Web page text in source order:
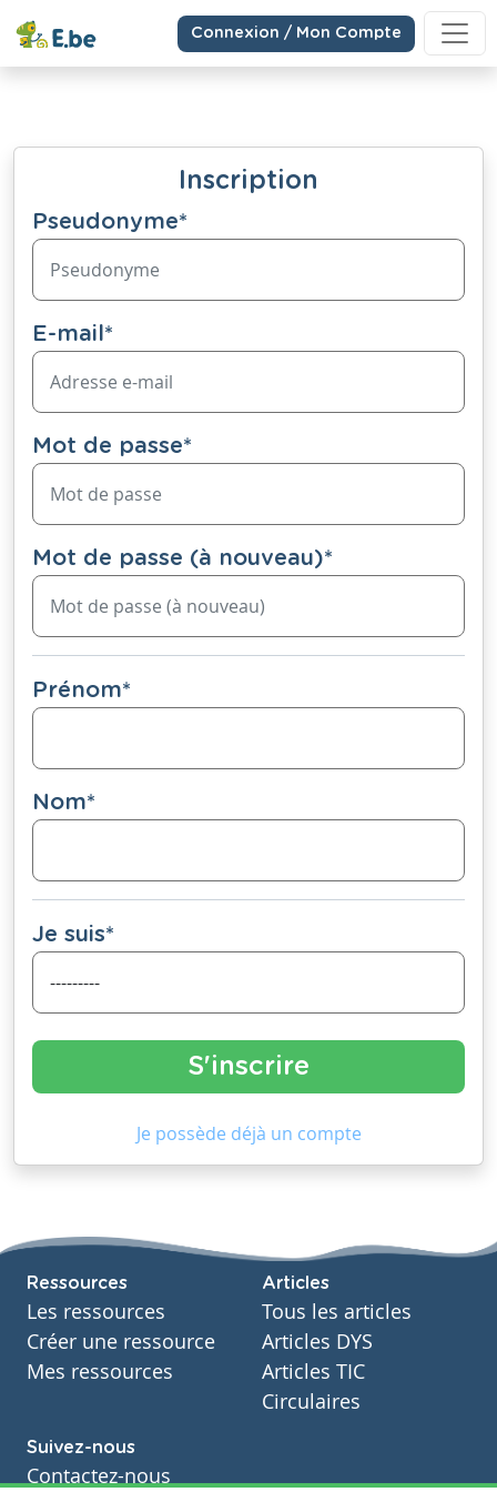
Connexion / Mon Compte
Inscription
Pseudonyme*
E-mail*
Mot de passe*
Mot de passe (à nouveau)*
Prénom*
Nom*
Je suis*
Je possède déjà un compte
Ressources
Les ressources
Créer une ressource
Mes ressources
Articles
Tous les articles
Articles DYS
Articles TIC
Circulaires
Suivez-nous
Contactez-nous